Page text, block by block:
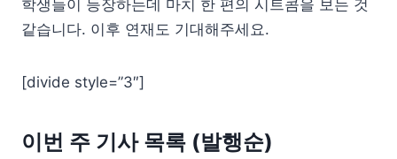
학생들이 등장하는데 마치 한 편의 시트콤을 보는 것
같습니다. 이후 연재도 기대해주세요.
[divide style=”3″]
이번 주 기사 목록 (발행순)